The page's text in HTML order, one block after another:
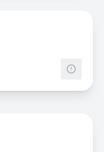
10